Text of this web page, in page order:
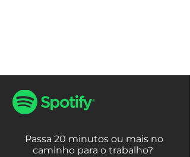
Passa 20 minutos ou mais no
caminho para o trabalho?